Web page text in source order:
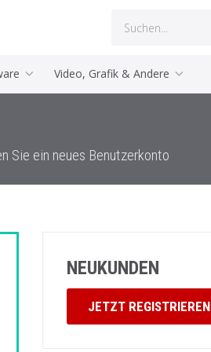
Video, Grafik & Andere
Sie ein neues Benutzerkonto
NEUKUNDEN
JETZT REGISTRIEREN